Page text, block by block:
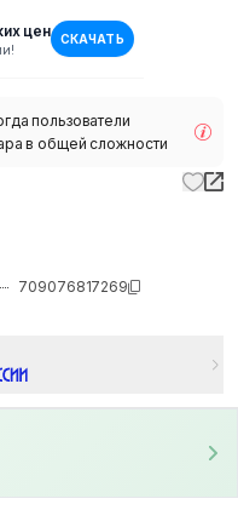
цен СКАЧАТЬ
пользователи
в общей сложности
709076817269